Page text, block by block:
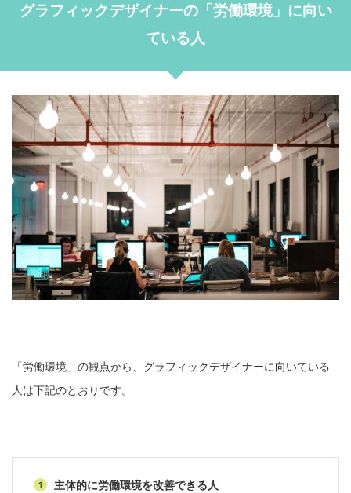
グラフィックデザイナーの「労働環境」に向い
ている人
「労働環境」の観点から、グラフィックデザイナーに向いている
人は下記のとおりです。
主体的に労働環境を改善できる人